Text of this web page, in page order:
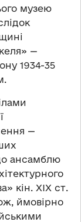
музею
—
1934-35
—
ансамблю
кін. ХІХ ст.
ймовірно